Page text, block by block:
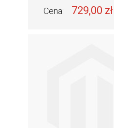
Cena: 729,00 zł